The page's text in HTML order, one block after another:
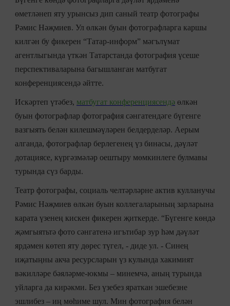
өметләнеп яту урынсыз дип саный театр фотографы
Рәмис Нәҗмиев. Ул өлкән буын фотографларга каршы
килгән бу фикерен “Татар-информ” мәгълүмат
агентлыгында үткән Татарстанда фотография үсеше
перспективаларына багышланган матбугат
конференциясендә әйтте.
Искәртеп үтәбез, матбугат конференциясендә өлкән
буын фотографлар фотография сәнгатендәге бүгенге
вазгыять белән килешмәүләрен белдерделәр. Аерым
алганда, фотографлар берлегенең үз бинасы, дәүләт
дотациясе, күргәзмәләр оештыру мөмкинлеге булмавы
турында сүз барды.
Театр фотографы, социаль челтәрләрне актив кулланучы
Рәмис Нәҗмиев өлкән буын коллегаларының зарларына
карата үзенең кискен фикерен җиткерде. “Бүгенге көндә
җәмгыятьтә фото сәнгатенә игътибар зур һәм дәүләт
ярдәмен көтеп яту дөрес түгел, - диде ул. - Синең
иҗатыңны акча ресурсларын үз кулында хакимият
вәкилләре бәяләрме-юкмы – минемчә, аның турында
уйларга да кирәкми. Без үзебез яраткан эшебезне
эшлибез – иң мөһиме шул. Мин фотография белән